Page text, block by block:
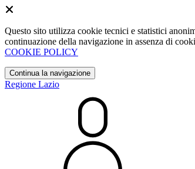
Questo sito utilizza cookie tecnici e statistici
continuazione della navigazione in assenza di
COOKIE POLICY
Continua la navigazione
Regione Lazio